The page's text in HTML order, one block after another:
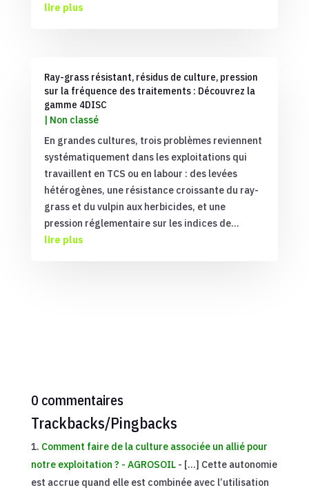
lire plus
Ray-grass résistant, résidus de culture, pression
sur la fréquence des traitements : Découvrez la
gamme 4DISC
| Non classé
En grandes cultures, trois problèmes reviennent
systématiquement dans les exploitations qui
travaillent en TCS ou en labour : des levées
hétérogènes, une résistance croissante du ray-
grass et du vulpin aux herbicides, et une
pression réglementaire sur les indices de...
lire plus
0 commentaires
Trackbacks/Pingbacks
Comment faire de la culture associée un allié pour
notre exploitation ? - AGROSOIL- […] Cette autonomie
est accrue quand elle est combinée avec l’utilisation